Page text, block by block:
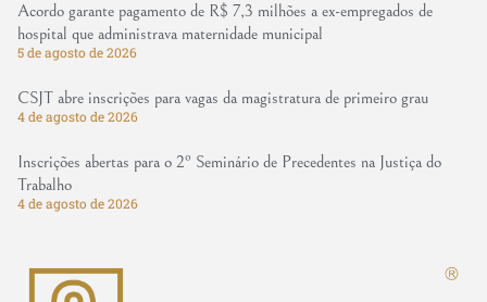
Acordo garante pagamento de R$ 7,3 milhões a ex-empregados de
hospital que administrava maternidade municipal
5 de agosto de 2026
CSJT abre inscrições para vagas da magistratura de primeiro grau
4 de agosto de 2026
Inscrições abertas para o 2º Seminário de Precedentes na Justiça do
Trabalho
4 de agosto de 2026